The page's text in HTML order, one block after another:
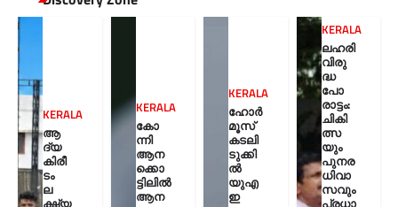
KERALA
ആ
ദ്യ
കിരീ
ടം
ല
ക്ഷ്യ
KERALA
കോ
ന്നി
ആന
ക്കൊ
ട്ടിലിൽ
ആന
KERALA
ഹോർ
മൂസ്
കടലി
ടുക്കി
ൽ
യുഎ
ഇ
KERALA
ലഹരി
വിരു
ദ്ധ
പോ
രാട്ടം:
ചികി
ത്സ
യും
പുനര
ധിവാ
സവും
പ്രധാ